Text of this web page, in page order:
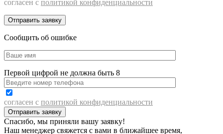
согласен с политикой конфиденциальности
Сообщить об ошибке
Первой цифрой не должна быть 8
согласен с политикой конфиденциальности
Спасибо, мы приняли вашу заявку!
Наш менеджер свяжется с вами в ближайшее время,